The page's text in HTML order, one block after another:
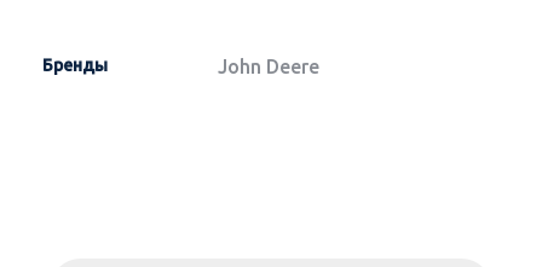
Бренды John Deere